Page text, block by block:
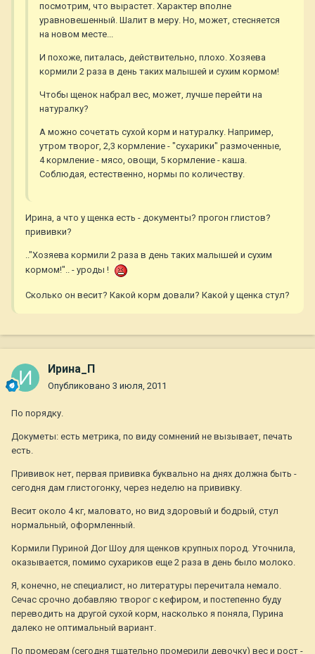
посмотрим, что вырастет. Характер вполне
уравновешенный. Шалит в меру. Но, может, стесняется
на новом месте...
И похоже, питалась, действительно, плохо. Хозяева
кормили 2 раза в день таких малышей и сухим кормом!
Чтобы щенок набрал вес, может, лучше перейти на
натуралку?
А можно сочетать сухой корм и натуралку. Например,
утром творог, 2,3 кормление - "сухарики" размоченные,
4 кормление - мясо, овощи, 5 кормление - каша.
Соблюдая, естественно, нормы по количеству.
Ирина, а что у щенка есть - документы? прогон глистов?
прививки?
.."Хозяева кормили 2 раза в день таких малышей и сухим
кормом!".. - уроды !
Сколько он весит? Какой корм довали? Какой у щенка стул?
Ирина_П
Опубликовано 3 июля, 2011
По порядку.
Докуметы: есть метрика, по виду сомнений не вызывает, печать
есть.
Прививок нет, первая прививка буквально на днях должна быть -
сегодня дам глистогонку, через неделю на прививку.
Весит около 4 кг, маловато, но вид здоровый и бодрый, стул
нормальный, оформленный.
Кормили Пуриной Дог Шоу для щенков крупных пород. Уточнила,
оказывается, помимо сухариков еще 2 раза в день было молоко.
Я, конечно, не специалист, но литературы перечитала немало.
Сечас срочно добавляю творог с кефиром, и постепенно буду
переводить на другой сухой корм, насколько я поняла, Пурина
далеко не оптимальный вариант.
По промерам (сегодня тщательно промерили девочку) вес и рост -